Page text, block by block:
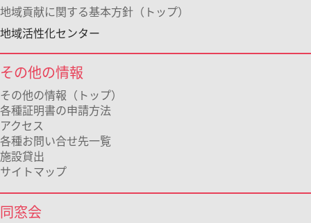
地域貢献に関する基本方針（トップ）
地域活性化センター
その他の情報
その他の情報（トップ）
各種証明書の申請方法
アクセス
各種お問い合せ先一覧
施設貸出
サイトマップ
同窓会